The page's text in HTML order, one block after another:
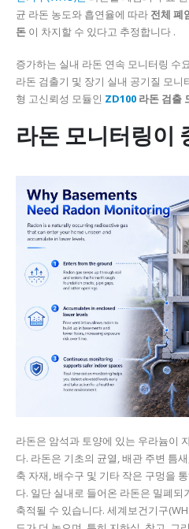
균 라돈 농도와 흡연율에 따라 전체 폐
돈 이 차지할 수 있다고 추정합니다 .
증가하는 실내 라돈 연속 모니터링 수
라돈 검출기 및 장기 실내 공기질 모
형 고신뢰성 모듈인 ZD100 라돈 검출
라돈 모니터링이
라돈은 암석과 토양에 있는 우라늄이
다. 라돈은 기초의 균열, 배관 주변 틈
축 자재, 배수구 및 기타 작은 구멍을
다. 일단 실내로 들어온 라돈은 밀폐되
축적될 수 있습니다. 세계보건기구